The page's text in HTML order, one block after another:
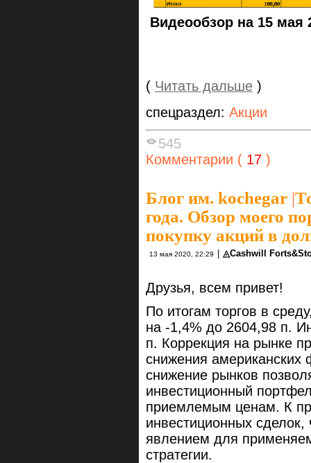
Видеообзор на 15 мая
( Читать дальше )
спецраздел: Акции
545
Комментарии ( 17 )
Блог им. kochegar |
года. Обзор моего
покупку акций в
13 мая 2020, 22:29 | ◬Cashwill
Друзья, всем привет!
По итогам торгов в
на -1,4% до 2604,98 п.
п. Коррекция на рынке
снижения
снижение рынков
инвестиционный
приемлемым ценам. К
инвестиционных
явлением для
стратегии.